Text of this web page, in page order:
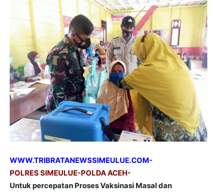
WWW.TRIBRATANEWSSIMEULUE.COM-
POLRES SIMEULUE-POLDA ACEH-
Untuk percepatan Proses Vaksinasi Masal dan